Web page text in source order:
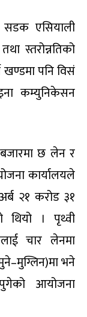
सडक एसियाली
स्तरोन्नतिको
पनि विसं
कम्युनिकेसन
बजारमा छ लेन र
कार्यालयले
२१ करोड ३१
। पृथ्वी
चार लेनमा
भने
आयोजना